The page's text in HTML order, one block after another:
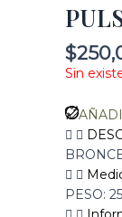
$
Sin
PESO: